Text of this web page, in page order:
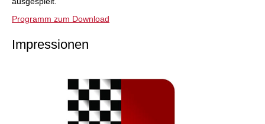
Programm zum Download
Impressionen